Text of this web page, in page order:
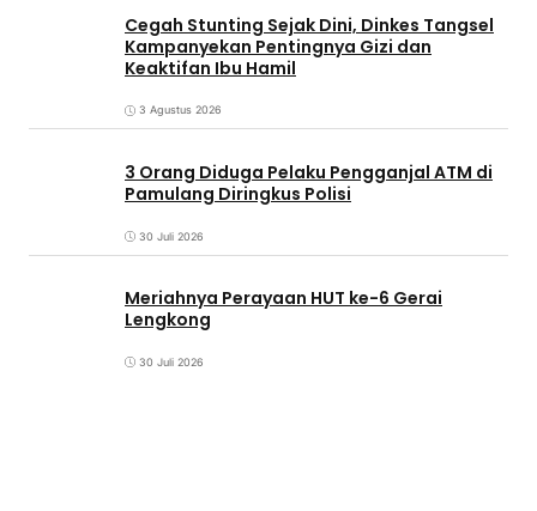
Cegah Stunting Sejak Dini, Dinkes Tangsel
Kampanyekan Pentingnya Gizi dan
Keaktifan Ibu Hamil
3 Agustus 2026
3 Orang Diduga Pelaku Pengganjal ATM di
Pamulang Diringkus Polisi
30 Juli 2026
Meriahnya Perayaan HUT ke-6 Gerai
Lengkong
30 Juli 2026